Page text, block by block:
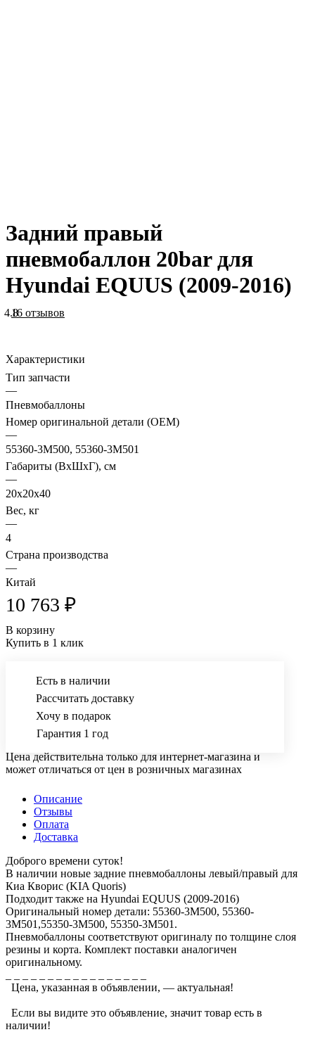
Задний правый
пневмобаллон 20bar для
Hyundai EQUUS (2009-2016)
4.816 отзывов
Характеристики
Тип запчасти
—
Пневмобаллоны
Номер оригинальной детали (OEM)
—
55360-3M500, 55360-3M501
Габариты (ВхШхГ), см
—
20x20x40
Вес, кг
—
4
Страна производства
—
Китай
10 763 ₽
В корзину
Купить в 1 клик
Есть в наличии
Рассчитать доставку
Хочу в подарок
Гарантия 1 год
Цена действительна только для интернет-магазина и
может отличаться от цен в розничных магазинах
Описание
Отзывы
Оплата
Доставка
Доброго времени суток!
В наличии новые задние пневмобаллоны левый/правый для
Киа Кворис (KIA Quoris)
Подходит также на Hyundai EQUUS (2009-2016)
Оригинальный номер детали: 55360-3M500, 55360-
3M501,55350-3M500, 55350-3M501.
Пневмобаллоны соответствуют оригиналу по толщине слоя
резины и корта. Комплект поставки аналогичен
оригинальному.
Цена, указанная в объявлении, — актуальная!
Если вы видите это объявление, значит товар есть в
наличии!